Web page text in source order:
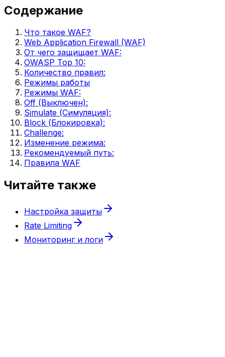
Содержание
Что такое WAF?
Web Application Firewall (WAF)
От чего защищает WAF:
OWASP Top 10:
Количество правил:
Режимы работы
Режимы WAF:
Off (Выключен):
Simulate (Симуляция):
Block (Блокировка):
Challenge:
Изменение режима:
Рекомендуемый путь:
Правила WAF
Читайте также
Настройка защиты
Rate Limiting
Мониторинг и логи